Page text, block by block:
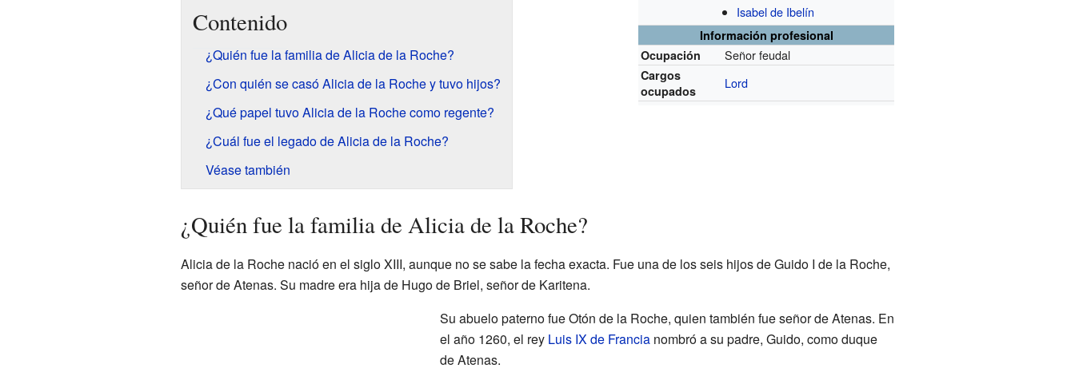
Isabel de Ibelín
Información profesional
Ocupación
Señor feudal
Cargos
ocupados
Lord
Contenido
¿Quién fue la familia de Alicia de la Roche?
¿Con quién se casó Alicia de la Roche y tuvo hijos?
¿Qué papel tuvo Alicia de la Roche como regente?
¿Cuál fue el legado de Alicia de la Roche?
Véase también
¿Quién fue la familia de Alicia de la Roche?
Alicia de la Roche nació en el siglo XIII, aunque no se sabe la fecha exacta. Fue una de los seis hijos de Guido I de la Roche,
señor de Atenas. Su madre era hija de Hugo de Briel, señor de Karitena.
Su abuelo paterno fue Otón de la Roche, quien también fue señor de Atenas. En
el año 1260, el rey Luis IX de Francianombró a su padre, Guido, como duque
de Atenas.